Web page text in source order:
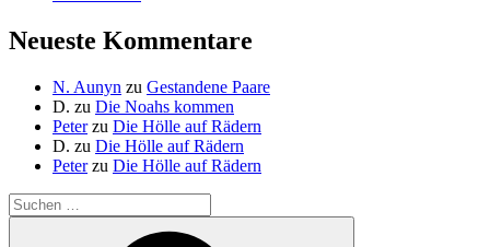
Neueste Kommentare
N. Aunyn zu Gestandene Paare
D. zu Die Noahs kommen
Peterzu Die Hölle auf Rädern
D. zu Die Hölle auf Rädern
Peterzu Die Hölle auf Rädern
Suche
nach: